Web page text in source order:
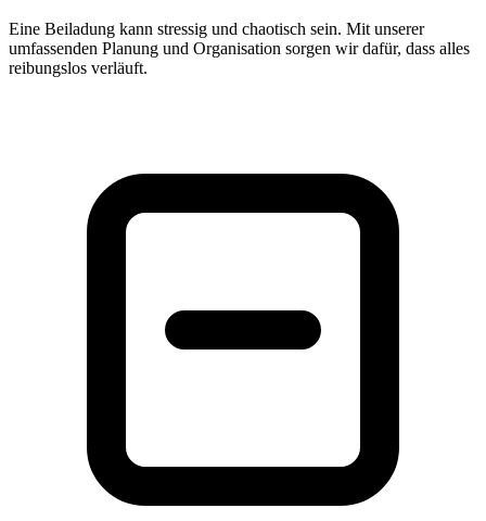
Eine Beiladung kann stressig und chaotisch sein. Mit unserer
umfassenden Planung und Organisation sorgen wir dafür, dass alles
reibungslos verläuft.